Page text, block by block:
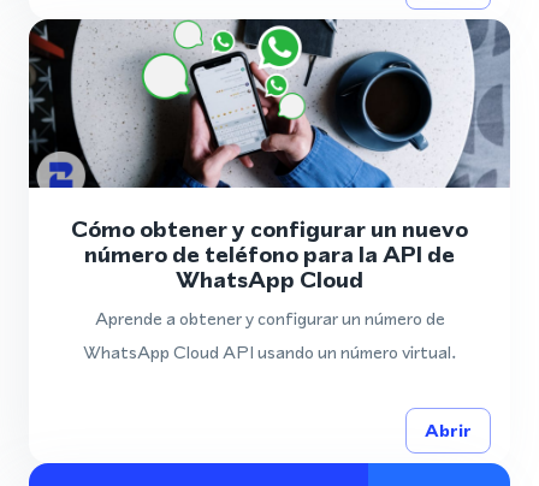
Cómo obtener y configurar un nuevo
número de teléfono para la API de
WhatsApp Cloud
Aprende a obtener y configurar un número de
WhatsApp Cloud API usando un número virtual.
Abrir